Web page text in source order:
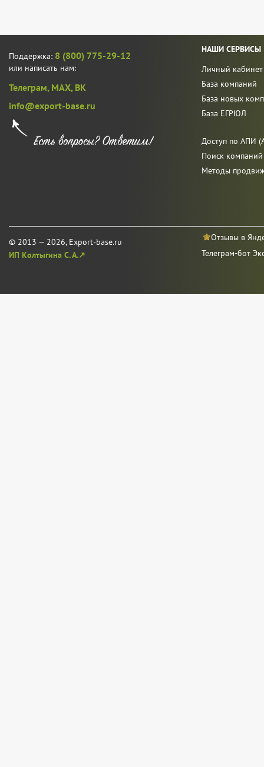
Поддержка: 8 (800) 775-29-12
или написать нам:
Телеграм, MAX, ВК
info@export-base.ru
© 2013 — 2026, Export-base.ru
ИП Колтыгина С. А.↗
НАШИ СЕРВИСЫ
Личный кабинет
База компаний
База новых
База ЕГРЮЛ
Доступ по АПИ
Поиск
Методы
Отзывы в
Телеграм-бот